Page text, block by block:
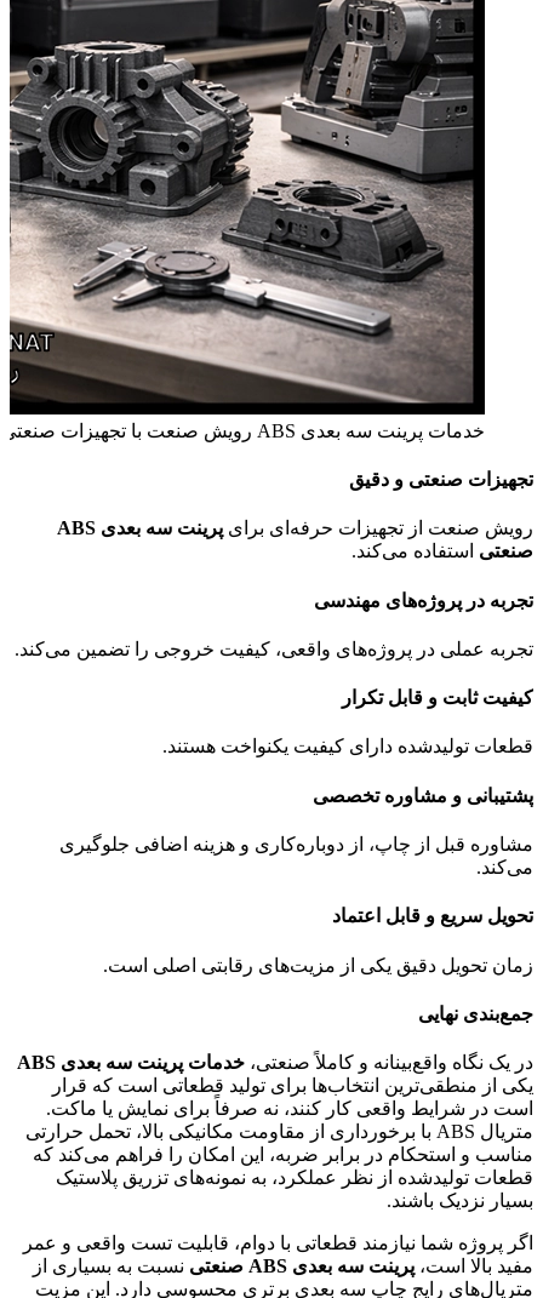
خدمات پرینت سه بعدی ABS رویش صنعت با تجهیزات صنعتی و کیفیت بالا
تجهیزات صنعتی و دقیق
رویش صنعت از تجهیزات حرفه‌ای برای
پرینت سه بعدی ABS
صنعتی استفاده می‌کند.
تجربه در پروژه‌های مهندسی
تجربه عملی در پروژه‌های واقعی، کیفیت خروجی را تضمین می‌کند.
کیفیت ثابت و قابل تکرار
قطعات تولیدشده دارای کیفیت یکنواخت هستند.
پشتیبانی و مشاوره تخصصی
مشاوره قبل از چاپ، از دوباره‌کاری و هزینه اضافی جلوگیری
می‌کند.
تحویل سریع و قابل اعتماد
زمان تحویل دقیق یکی از مزیت‌های رقابتی اصلی است.
جمع‌بندی نهایی
در یک نگاه واقع‌بینانه و کاملاً صنعتی، خدمات پرینت سه بعدی ABS
یکی از منطقی‌ترین انتخاب‌ها برای تولید قطعاتی است که قرار
است در شرایط واقعی کار کنند، نه صرفاً برای نمایش یا ماکت.
متریال ABS با برخورداری از مقاومت مکانیکی بالا، تحمل حرارتی
مناسب و استحکام در برابر ضربه، این امکان را فراهم می‌کند که
قطعات تولیدشده از نظر عملکرد، به نمونه‌های تزریق پلاستیک
بسیار نزدیک باشند.
اگر پروژه شما نیازمند قطعاتی با دوام، قابلیت تست واقعی و عمر
مفید بالا است، پرینت سه بعدی ABS صنعتی
نسبت به بسیاری از
متریال‌های رایج چاپ سه بعدی برتری محسوسی دارد. این مزیت